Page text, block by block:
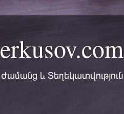
erkusov.com
Ժամանց և Տեղեկատվություն